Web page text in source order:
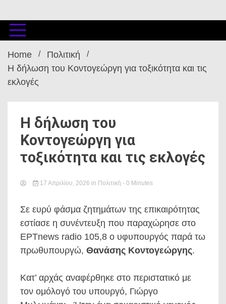
Home
Πολιτική
Η δήλωση του Κοντογεώργη για τοξικότητα και τις
εκλογές
Η δήλωση του
Κοντογεώργη για
τοξικότητα και τις εκλογές
17 Απριλίου, 2026 in Πολιτική - 0 Minutes
Σε ευρύ φάσμα ζητημάτων της επικαιρότητας
εστίασε η συνέντευξη που παραχώρησε στο
ΕΡΤnews radio 105,8 ο υφυπουργός παρά τω
πρωθυπουργώ, Θανάσης Κοντογεώργης.
Κατ’ αρχάς αναφέρθηκε στο περιστατικό με
τον ομόλογό του υπουργό, Γιώργο